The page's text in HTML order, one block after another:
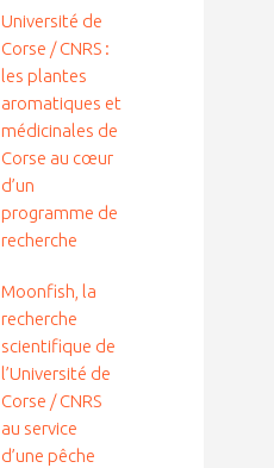
Université de
Corse / CNRS :
les plantes
aromatiques et
médicinales de
Corse au cœur
d’un
programme de
recherche
Moonfish, la
recherche
scientifique de
l’Université de
Corse / CNRS
au service
d’une pêche